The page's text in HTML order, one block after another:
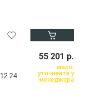
12.24
55 201 р.
мало,
уточняйте у
менеджера